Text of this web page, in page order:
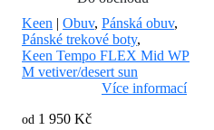
Keen | Obuv, Pánská obuv,
Pánské trekové boty,
Keen Tempo FLEX Mid WP
M vetiver/desert sun
Více informací
od 1 950 Kč